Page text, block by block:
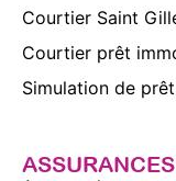
Courtier Saint
Courtier prêt
Simulation de
ASSURANCES